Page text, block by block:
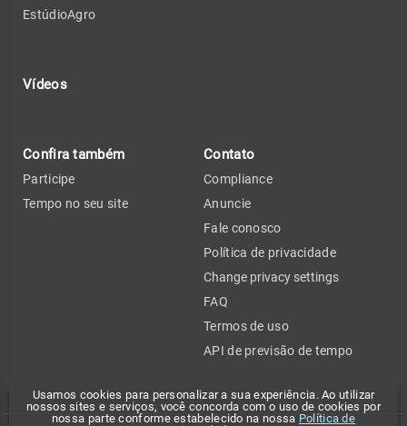
Usamos cookies para personalizar a sua experiência. Ao utilizar
nossos sites e serviços, você concorda com o uso de cookies por
nossa parte conforme estabelecido na nossa Política de
EstúdioAgro
Vídeos
Confira também
Participe
Tempo no seu site
Contato
Compliance
Anuncie
Fale conosco
Política de privacidade
Change privacy settings
FAQ
Termos de uso
API de previsão de tempo